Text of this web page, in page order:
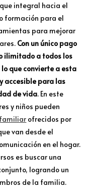
integral hacia el
formación para el
para mejorar
Con un único pago
ilimitado a todos los
que convierte a esta
accesible para las
de vida. En este
y niños pueden
ofrecidos por
van desde el
en el hogar.
es buscar una
logrando un
de la familia.